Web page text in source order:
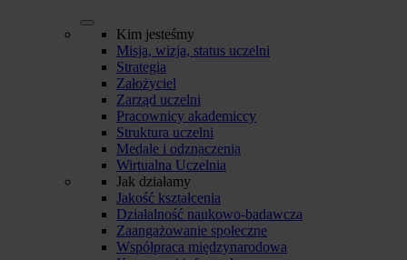
Kim jesteśmy
Misja, wizja, status uczelni
Strategia
Założyciel
Zarząd uczelni
Pracownicy akademiccy
Struktura uczelni
Medale i odznaczenia
Wirtualna Uczelnia
Jak działamy
Jakość kształcenia
Działalność naukowo-badawcza
Zaangażowanie społeczne
Współpraca międzynarodowa